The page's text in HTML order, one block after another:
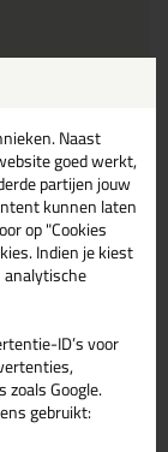
Reviews (1)
Naast
goed werkt,
partijen jouw
kunnen laten
op "Cookies
Indien je kiest
ID’s voor
Google.
gebruikt: